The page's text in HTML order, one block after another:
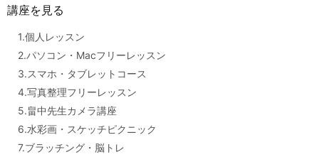
講座を見る
1.個人レッスン
2.パソコン・Macフリーレッスン
3.スマホ・タブレットコース
4.写真整理フリーレッスン
5.畠中先生カメラ講座
6.水彩画・スケッチピクニック
7.ブラッチング・脳トレ